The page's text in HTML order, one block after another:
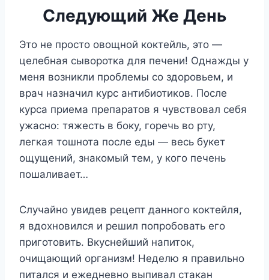
Следующий Же День
Это не просто овощной коктейль, это —
целебная сыворотка для печени! Однажды у
меня возникли проблемы со здоровьем, и
врач назначил курс антибиотиков. После
курса приема препаратов я чувствовал себя
ужасно: тяжесть в боку, горечь во рту,
легкая тошнота после еды — весь букет
ощущений, знакомый тем, у кого печень
пошаливает…
Случайно увидев рецепт данного коктейля,
я вдохновился и решил попробовать его
приготовить. Вкуснейший напиток,
очищающий организм! Неделю я правильно
питался и ежедневно выпивал стакан